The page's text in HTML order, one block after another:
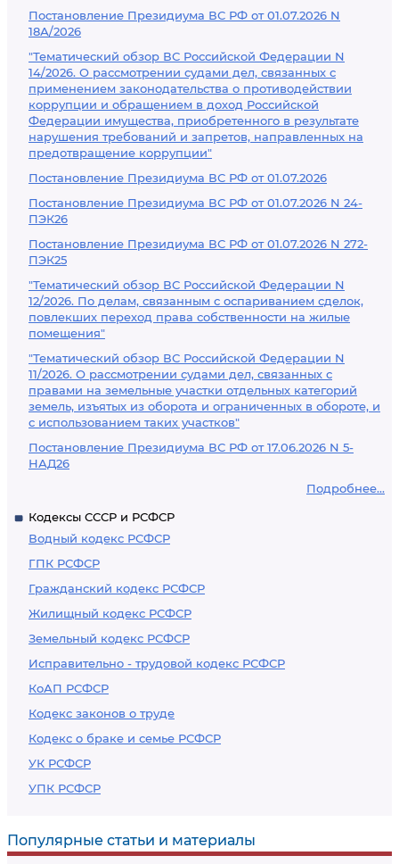
Постановление Президиума ВС РФ от 01.07.2026 N
18А/2026
"Тематический обзор ВС Российской Федерации N
14/2026. О рассмотрении судами дел, связанных с
применением законодательства о противодействии
коррупции и обращением в доход Российской
Федерации имущества, приобретенного в результате
нарушения требований и запретов, направленных на
предотвращение коррупции"
Постановление Президиума ВС РФ от 01.07.2026
Постановление Президиума ВС РФ от 01.07.2026 N 24-
ПЭК26
Постановление Президиума ВС РФ от 01.07.2026 N 272-
ПЭК25
"Тематический обзор ВС Российской Федерации N
12/2026. По делам, связанным с оспариванием сделок,
повлекших переход права собственности на жилые
помещения"
"Тематический обзор ВС Российской Федерации N
11/2026. О рассмотрении судами дел, связанных с
правами на земельные участки отдельных категорий
земель, изъятых из оборота и ограниченных в обороте, и
с использованием таких участков"
Постановление Президиума ВС РФ от 17.06.2026 N 5-
НАД26
Подробнее...
Кодексы СССР и РСФСР
Водный кодекс РСФСР
ГПК РСФСР
Гражданский кодекс РСФСР
Жилищный кодекс РСФСР
Земельный кодекс РСФСР
Исправительно - трудовой кодекс РСФСР
КоАП РСФСР
Кодекс законов о труде
Кодекс о браке и семье РСФСР
УК РСФСР
УПК РСФСР
Популярные статьи и материалы